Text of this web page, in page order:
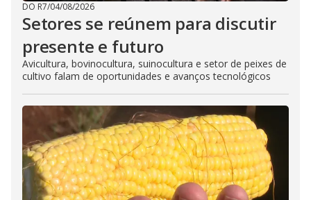
DO R7/04/08/2026
Setores se reúnem para discutir
presente e futuro
Avicultura, bovinocultura, suinocultura e setor de peixes de
cultivo falam de oportunidades e avanços tecnológicos